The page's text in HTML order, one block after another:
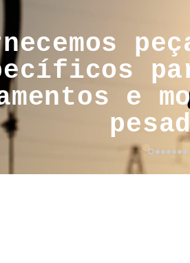
reservador a
e